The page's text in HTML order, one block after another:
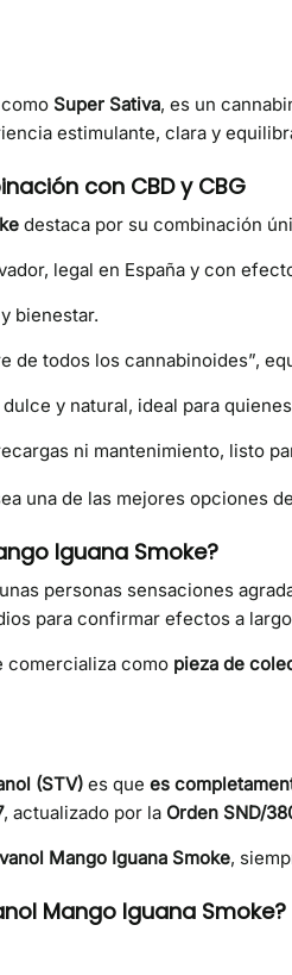
Super Sativa, es un
estimulante, clara y
con CBD y CBG
destaca por su combinación
legal en España y con
bienestar.
de todos los cannabinoides”,
y natural, ideal para
ni mantenimiento, listo
una de las mejores opciones
Iguana Smoke?
personas sensaciones
para confirmar efectos a
comercializa como pieza de
(STV) es que es
, actualizado por la Orden SND/
Mango Iguana Smoke,
Mango Iguana Smoke?